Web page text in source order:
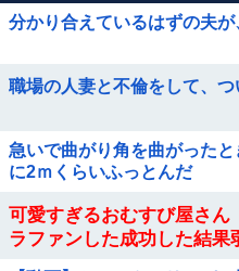
分かり合えているはずの夫
職場の人妻と不倫をして、つ
急いで曲がり角を曲がった
に2ｍくらいふっとんだ
可愛すぎるおむすび屋さん
ラファンした成功した結果